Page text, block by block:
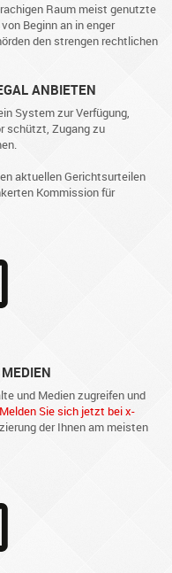
Raum meist genutzte
Beginn an in enger
den strengen rechtlichen
ANBIETEN
System zur Verfügung,
schützt, Zugang zu
aktuellen Gerichtsurteilen
Kommission für
und Medien zugreifen und
Melden Sie sich jetzt bei x-
der Ihnen am meisten